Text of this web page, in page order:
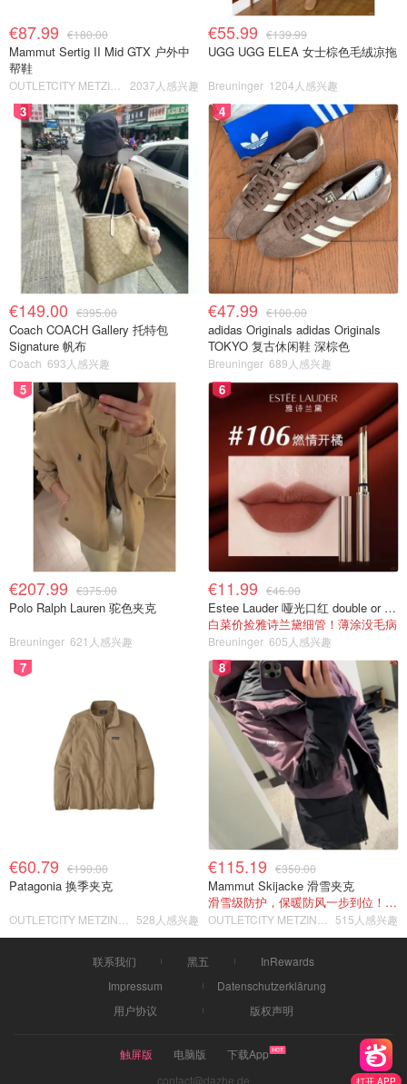
打开 APP
€87.99 €180.00
Mammut Sertig II Mid GTX 户外中
帮鞋
2037人感兴趣
€55.99 €139.99
UGG UGG ELEA 女士棕色毛绒凉拖
Breuninger 1204人感兴趣
3
€149.00 €395.00
Coach COACH Gallery 托特包
Signature 帆布
Coach 693人感兴趣
4
€47.99 €100.00
adidas Originals adidas Originals
TOKYO 复古休闲鞋 深棕色
Breuninger 689人感兴趣
5
€207.99 €375.00
Polo Ralph Lauren 驼色夹克
Breuninger 621人感兴趣
6
€11.99 €46.00
Estee Lauder 哑光口红 double or nothing色号
白菜价捡雅诗兰黛细管！薄涂没毛病
Breuninger 605人感兴趣
7
€60.79 €190.00
Patagonia 换季夹克
528人感兴趣
8
€115.19 €350.00
Mammut Skijacke 滑雪夹克
滑雪级防护，保暖防风一步到位！仅剩s！
515人感兴趣
联系我们 黑五
InRewards
Impressum
Datenschutzerklärung
用户协议
版权声明
触屏版 电脑版
下载App
contact@dazhe.de